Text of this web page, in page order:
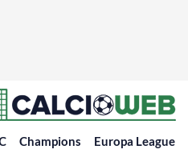
Champions Europa League